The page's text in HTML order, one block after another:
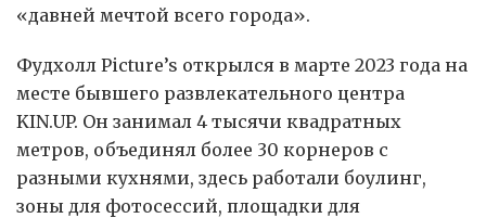
«давней мечтой всего города».
Фудхолл Picture’s открылся в марте 2023 года на
месте бывшего развлекательного центра
KIN.UP. Он занимал 4 тысячи квадратных
метров, объединял более 30 корнеров с
разными кухнями, здесь работали боулинг,
зоны для фотосессий, площадки для